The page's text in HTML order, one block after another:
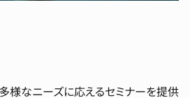
様なニーズに応えるセミナーを提供